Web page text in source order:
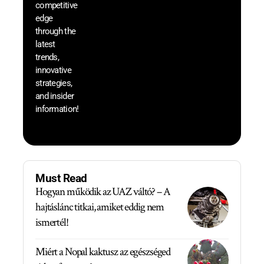
competitive
edge
through the
latest
trends,
innovative
strategies,
and insider
information!
Must Read
Hogyan működik az UAZ váltó? – A
hajtáslánc titkai, amiket eddig nem
ismertél!
Miért a Nopal kaktusz az egészséged